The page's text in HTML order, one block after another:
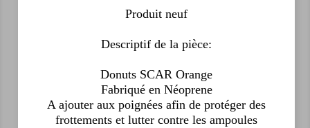
Produit neuf
Descriptif de la pièce:
Donuts SCAR Orange
Fabriqué en Néoprene
A ajouter aux poignées afin de protéger des
frottements et lutter contre les ampoules